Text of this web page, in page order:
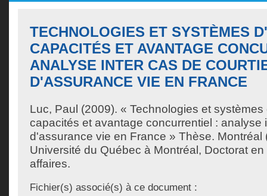
TECHNOLOGIES ET SYSTÈMES
CAPACITÉS ET AVANTAGE
ANALYSE INTER CAS DE
D'ASSURANCE VIE EN FRANCE
Luc, Paul (2009). « Technologies et systèmes
capacités et avantage concurrentiel : analyse
d'assurance vie en France » Thèse. Montréal
Université du Québec à Montréal, Doctorat
affaires.
Fichier(s) associé(s) à ce document :